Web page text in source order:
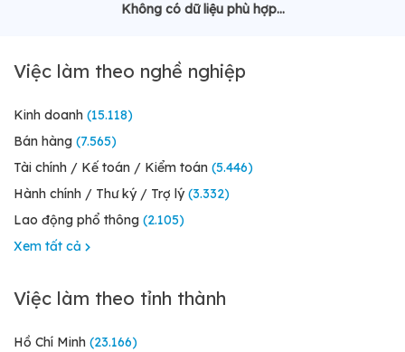
Không có dữ liệu phù hợp...
Việc làm theo nghề nghiệp
Kinh doanh (15.118)
Bán hàng (7.565)
Tài chính / Kế toán / Kiểm toán (5.446)
Hành chính / Thư ký / Trợ lý (3.332)
Lao động phổ thông (2.105)
Xem tất cả
Việc làm theo tỉnh thành
Hồ Chí Minh (23.166)